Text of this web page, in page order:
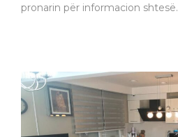
pronarin për informacion shtesë.